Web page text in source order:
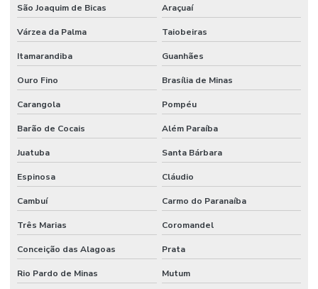
São Joaquim de Bicas Araçuaí
Várzea da Palma Taiobeiras
Itamarandiba Guanhães
Ouro Fino Brasília de Minas
Carangola Pompéu
Barão de Cocais Além Paraíba
Juatuba Santa Bárbara
Espinosa Cláudio
Cambuí Carmo do Paranaíba
Três Marias Coromandel
Conceição das Alagoas Prata
Rio Pardo de Minas Mutum